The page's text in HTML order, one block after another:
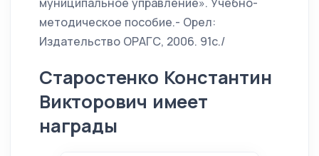
муниципальное управление». Учебно-
методическое пособие.- Орел:
Издательство ОРАГС, 2006. 91с./
Старостенко Константин
Викторович имеет
награды